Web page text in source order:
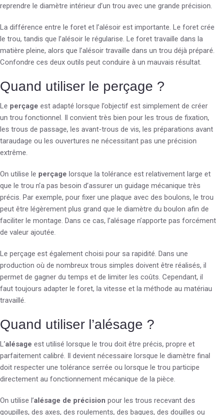
reprendre le diamètre intérieur d’un trou avec une grande précision.
La différence entre le foret et l’alésoir est importante. Le foret crée
le trou, tandis que l’alésoir le régularise. Le foret travaille dans la
matière pleine, alors que l’alésoir travaille dans un trou déjà préparé.
Confondre ces deux outils peut conduire à un mauvais résultat.
Quand utiliser le perçage ?
Le perçage est adapté lorsque l’objectif est simplement de créer
un trou fonctionnel. Il convient très bien pour les trous de fixation,
les trous de passage, les avant-trous de vis, les préparations avant
taraudage ou les ouvertures ne nécessitant pas une précision
extrême.
On utilise le perçage lorsque la tolérance est relativement large et
que le trou n’a pas besoin d’assurer un guidage mécanique très
précis. Par exemple, pour fixer une plaque avec des boulons, le trou
peut être légèrement plus grand que le diamètre du boulon afin de
faciliter le montage. Dans ce cas, l’alésage n’apporte pas forcément
de valeur ajoutée.
Le perçage est également choisi pour sa rapidité. Dans une
production où de nombreux trous simples doivent être réalisés, il
permet de gagner du temps et de limiter les coûts. Cependant, il
faut toujours adapter le foret, la vitesse et la méthode au matériau
travaillé.
Quand utiliser l’alésage ?
L’alésage est utilisé lorsque le trou doit être précis, propre et
parfaitement calibré. Il devient nécessaire lorsque le diamètre final
doit respecter une tolérance serrée ou lorsque le trou participe
directement au fonctionnement mécanique de la pièce.
On utilise l’alésage de précision pour les trous recevant des
goupilles, des axes, des roulements, des bagues, des douilles ou